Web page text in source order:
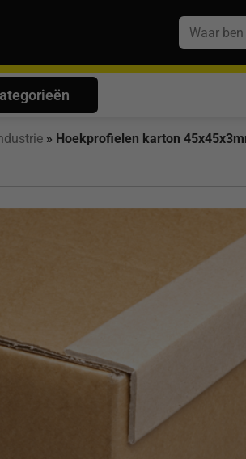
Zoeken
naar:
» Hoekprofielen karton